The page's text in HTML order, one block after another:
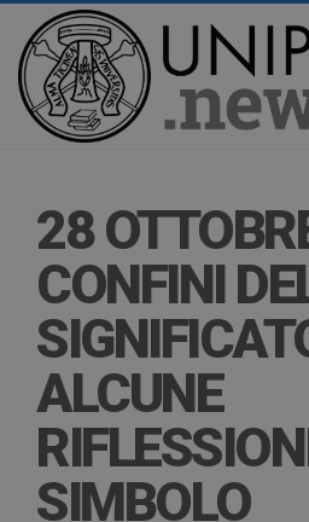
28
CONFINI
ALCUNE
SIMBOLO